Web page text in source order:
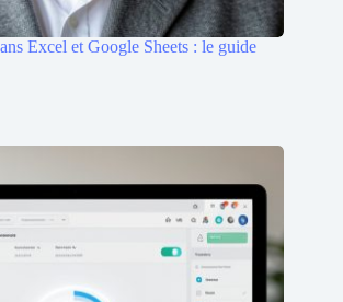
Excel et Google Sheets : le guide